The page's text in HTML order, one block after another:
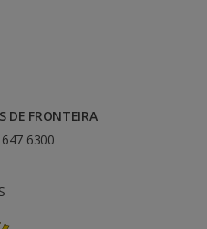
DE FRONTEIRA
6300